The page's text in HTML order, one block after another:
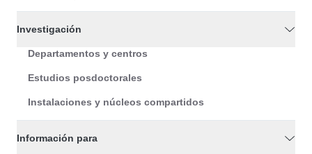
Investigación
Departamentos y centros
Estudios posdoctorales
Instalaciones y núcleos compartidos
Información para